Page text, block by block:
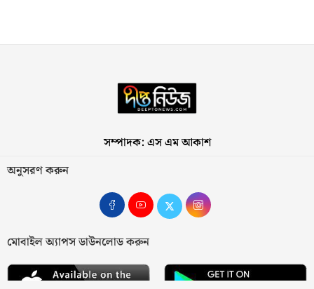
সম্পাদক: এস এম আকাশ
অনুসরণ করুন
মোবাইল অ্যাপস ডাউনলোড করুন